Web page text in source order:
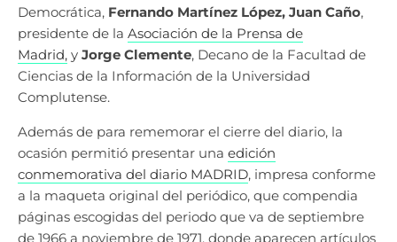
Democrática, Fernando Martínez López, Juan Caño,
presidente de la Asociación de la Prensa de
Madrid, y Jorge Clemente, Decano de la Facultad de
Ciencias de la Información de la Universidad
Complutense.
Además de para rememorar el cierre del diario, la
ocasión permitió presentar una edición
conmemorativa del diario MADRID, impresa conforme
a la maqueta original del periódico, que compendia
páginas escogidas del periodo que va de septiembre
de 1966 a noviembre de 1971, donde aparecen artículos